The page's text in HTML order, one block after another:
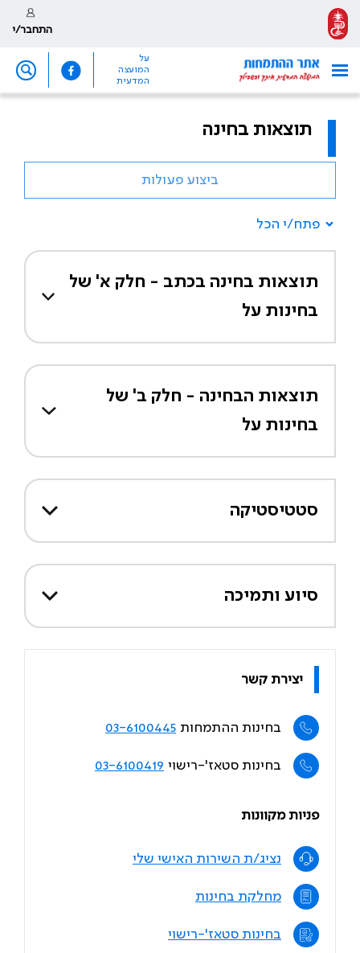
התחבר/י
על
המועצה
המדעית
תוצאות בחינה
ביצוע פעולות
פתח/י הכל
תוצאות בחינה בכתב - חלק א' של
בחינות על
תוצאות הבחינה - חלק ב' של
בחינות על
סטטיסטיקה
סיוע ותמיכה
יצירת קשר
בחינות ההתמחות 03-6100445
בחינות סטאז'-רישוי 03-6100419
פניות מקוונות
נציג/ת השירות האישי שלי
מחלקת בחינות
בחינות סטאז'-רישוי